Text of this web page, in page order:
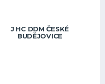
J HC DDM ČESKÉ
BUDĚJOVICE